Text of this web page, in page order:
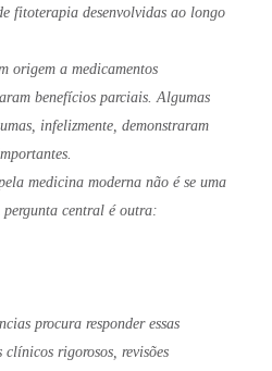
fitoterapia desenvolvidas ao longo
origem a medicamentos
benefícios parciais. Algumas
infelizmente, demonstraram
medicina moderna não é se uma
central é outra:
procura responder essas
clínicos rigorosos, revisões